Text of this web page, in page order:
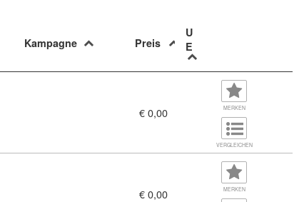
Kampagne Preis
U
E
€ 0,00 MERKEN
VERGLEICHEN
€ 0,00 MERKEN